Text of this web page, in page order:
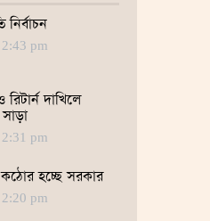
pm
দাখিলে
pm
কঠোর হচ্ছে সরকার
pm